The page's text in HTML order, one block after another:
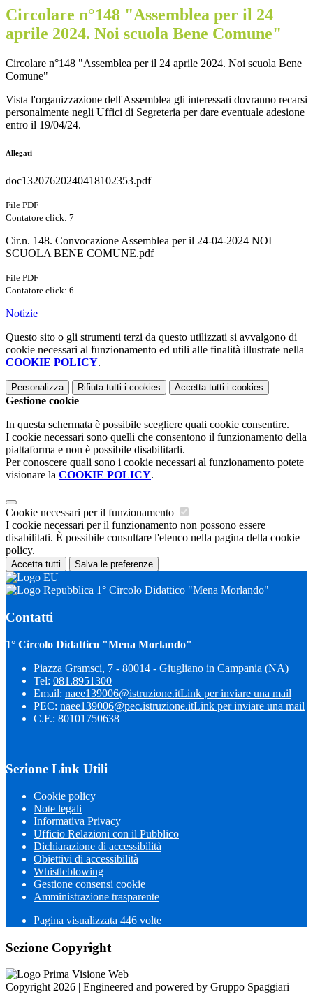
Circolare n°148 "Assemblea per il 24
aprile 2024. Noi scuola Bene Comune"
Circolare n°148 "Assemblea per il 24 aprile 2024. Noi scuola Bene
Comune"
Vista l'organizzazione dell'Assemblea gli interessati dovranno recarsi
personalmente negli Uffici di Segreteria per dare eventuale adesione
entro il 19/04/24.
Allegati
doc13207620240418102353.pdf
File PDF
Contatore click: 7
Cir.n. 148. Convocazione Assemblea per il 24-04-2024 NOI
SCUOLA BENE COMUNE.pdf
File PDF
Contatore click: 6
Notizie
Questo sito o gli strumenti terzi da questo utilizzati si avvalgono di
cookie necessari al funzionamento ed utili alle finalità illustrate nella
COOKIE POLICY.
Personalizza Rifiuta tutti i cookies Accetta tutti i cookies
Gestione cookie
In questa schermata è possibile scegliere quali cookie consentire.
I cookie necessari sono quelli che consentono il funzionamento della
piattaforma e non è possibile disabilitarli.
Per conoscere quali sono i cookie necessari al funzionamento potete
visionare la COOKIE POLICY.
Cookie necessari per il funzionamento
I cookie necessari per il funzionamento non possono essere
disabilitati. È possibile consultare l'elenco nella pagina della cookie
policy.
Accetta tutti Salva le preferenze
1° Circolo Didattico "Mena Morlando"
Contatti
1° Circolo Didattico "Mena Morlando"
Piazza Gramsci, 7 - 80014 - Giugliano in Campania (NA)
Tel: 081.8951300
Email: naee139006@istruzione.itLink per inviare una mail
PEC: naee139006@pec.istruzione.itLink per inviare una mail
C.F.: 80101750638
Sezione Link Utili
Cookie policy
Note legali
Informativa Privacy
Ufficio Relazioni con il Pubblico
Dichiarazione di accessibilità
Obiettivi di accessibilità
Whistleblowing
Gestione consensi cookie
Amministrazione trasparente
Pagina visualizzata 446 volte
Sezione Copyright
Copyright 2026 | Engineered and powered by Gruppo Spaggiari